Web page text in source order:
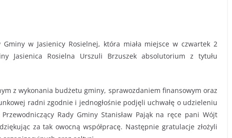
w Jasienicy Rosielnej, która miała miejsce w czwartek 2
Jasienica Rosielna Urszuli Brzuszek absolutorium z tytułu
z wykonania budżetu gminy, sprawozdaniem finansowym oraz
radni zgodnie i jednogłośnie podjęli uchwałę o udzieleniu
Rady Gminy Stanisław Pająk na ręce pani Wójt
za tak owocną współpracę. Następnie gratulacje złożyli